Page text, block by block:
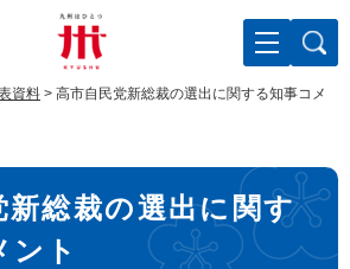
資料 > 高市自民党新総裁の選出に関する知事コメ
新総裁の選出に関す
ント